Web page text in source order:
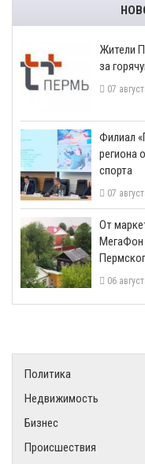
​Жители
за
07
​Филиал
региона
спорта
07
От
МегаФон
06
Политика
Недвижимость
Бизнес
Происшествия